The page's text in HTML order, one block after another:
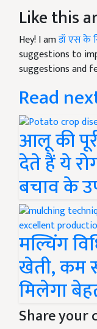
Like this
Hey! I amडॉ एस के
suggestions to
suggestions and
Read
आलू की
देते हैं ये
बचाव के
मल्चिंग
खेती, कम
मिलेगा
Share your